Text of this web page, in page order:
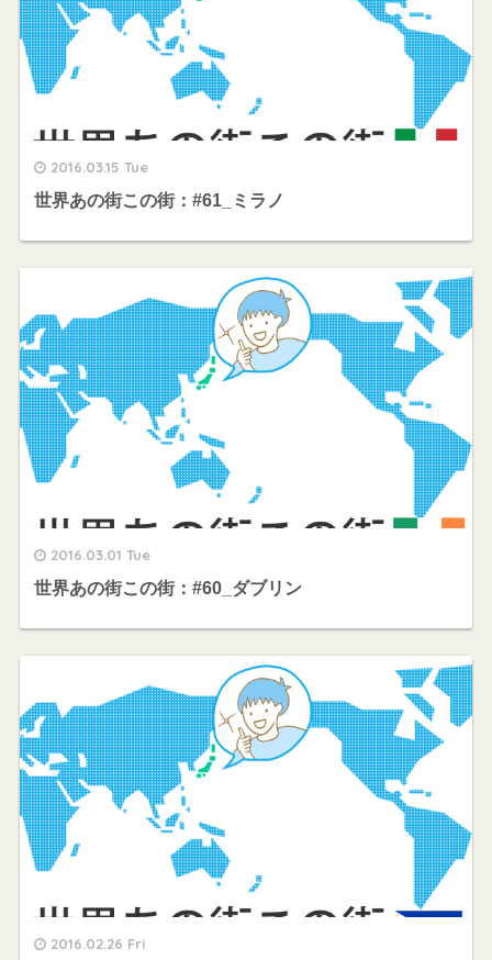
2016.03.15 Tue
世界あの街この街：#61_ミラノ
2016.03.01 Tue
世界あの街この街：#60_ダブリン
2016.02.26 Fri